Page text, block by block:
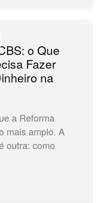
o Que
Fazer
na
a Reforma
mais amplo. A
outra: como